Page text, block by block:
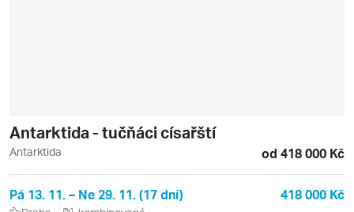
Antarktida - tučňáci císařští
Antarktida od 418 000 Kč
Pá 13. 11. – Ne 29. 11. (17 dní) 418 000 Kč